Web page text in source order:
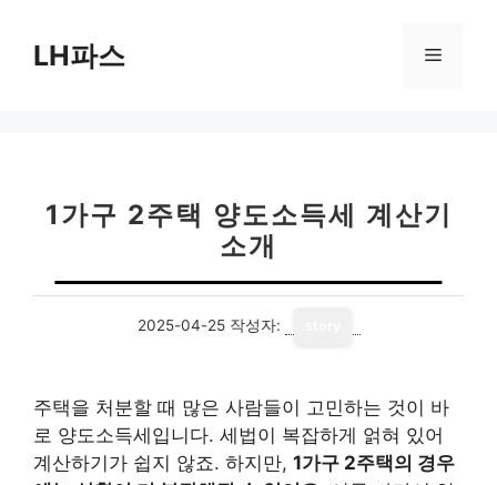
LH파스 메
1가구 2주택 양도소득세 계산기
소개
2025-04-25 작성자:
주택을 처분할 때 많은 사람들이 고민하는 것이 바
로 양도소득세입니다. 세법이 복잡하게 얽혀 있어
계산하기가 쉽지 않죠. 하지만, 1가구 2주택의 경우